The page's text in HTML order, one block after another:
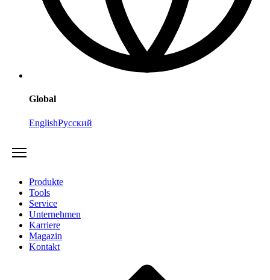
Global
EnglishРусский
Produkte
Tools
Service
Unternehmen
Karriere
Magazin
Kontakt